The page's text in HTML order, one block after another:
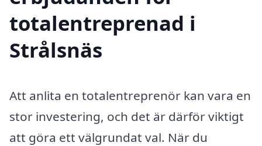
totalentreprenad i
Strålsnäs
Att anlita en totalentreprenör kan vara en
stor investering, och det är därför viktigt
att göra ett välgrundat val. När du